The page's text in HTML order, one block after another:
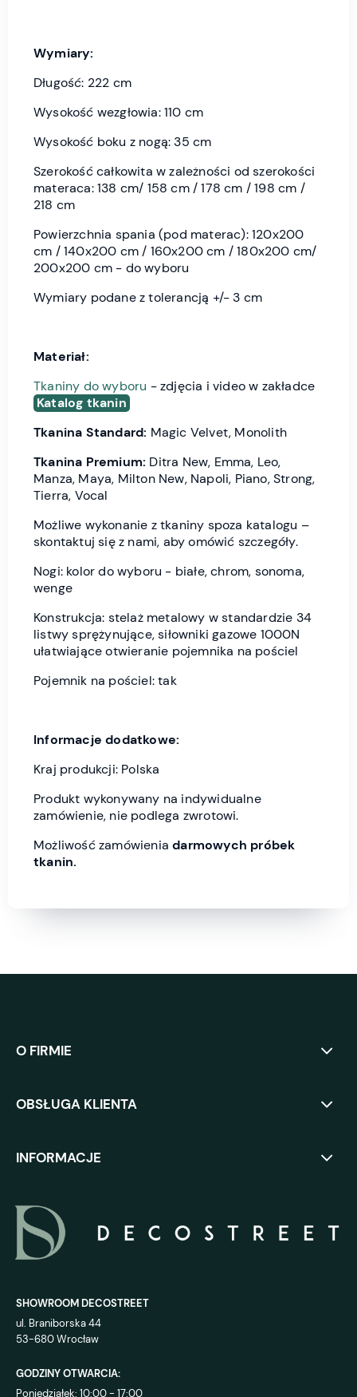
Wymiary:
Długość: 222 cm
Wysokość wezgłowia: 110 cm
Wysokość boku z nogą: 35 cm
Szerokość całkowita w zależności od szerokości
materaca: 138 cm/ 158 cm / 178 cm / 198 cm /
218 cm
Powierzchnia spania (pod materac): 120x200
cm / 140x200 cm / 160x200 cm / 180x200 cm/
200x200 cm - do wyboru
Wymiary podane z tolerancją +/- 3 cm
Materiał:
Tkaniny do wyboru - zdjęcia i video w zakładce
Katalog tkanin
Tkanina Standard: Magic Velvet, Monolith
Tkanina Premium: Ditra New, Emma, Leo,
Manza, Maya, Milton New, Napoli, Piano, Strong,
Tierra, Vocal
Możliwe wykonanie z tkaniny spoza katalogu –
skontaktuj się z nami, aby omówić szczegóły.
Nogi: kolor do wyboru - białe, chrom, sonoma,
wenge
Konstrukcja: stelaż metalowy w standardzie 34
listwy sprężynujące, siłowniki gazowe 1000N
ułatwiające otwieranie pojemnika na pościel
Pojemnik na pościel: tak
Informacje dodatkowe:
Kraj produkcji: Polska
Produkt wykonywany na indywidualne
zamówienie, nie podlega zwrotowi.
Możliwość zamówieniadarmowych próbek
tkanin.
O FIRMIE
OBSŁUGA KLIENTA
INFORMACJE
SHOWROOM DECOSTREET
ul. Braniborska 44
53-680 Wrocław
GODZINY OTWARCIA:
Poniedziałek: 10:00 - 17:00